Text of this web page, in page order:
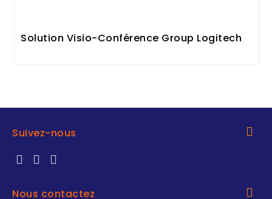
Solution Visio-Conférence Group Logitech
Suivez-nous
Nous contactez